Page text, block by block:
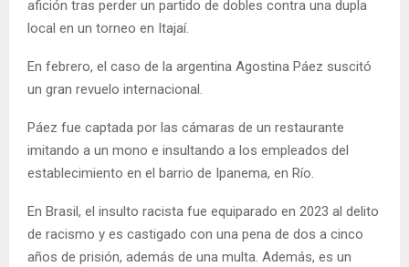
afición tras perder un partido de dobles contra una dupla
local en un torneo en Itajaí.
En febrero, el caso de la argentina Agostina Páez suscitó
un gran revuelo internacional.
Páez fue captada por las cámaras de un restaurante
imitando a un mono e insultando a los empleados del
establecimiento en el barrio de Ipanema, en Río.
En Brasil, el insulto racista fue equiparado en 2023 al delito
de racismo y es castigado con una pena de dos a cinco
años de prisión, además de una multa. Además, es un